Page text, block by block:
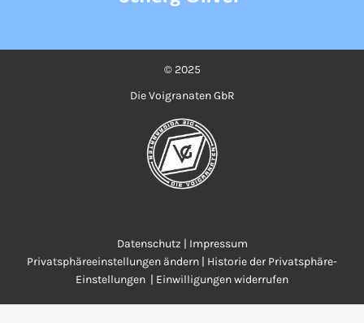
© 2025
Die Voigranaten GbR
Datenschutz | Impressum
Privatsphäreeinstellungen ändern | Historie der Privatsphäre-
Einstellungen | Einwilligungen widerrufen